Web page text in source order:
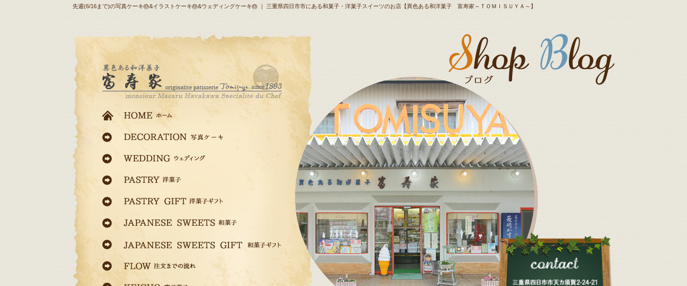
先週(6/16まで)の写真ケーキ🎂&イラストケーキ🎂&ウェディングケーキ🎂 ｜ 三重県四日市市にある和菓子・洋菓子スイーツのお店【異色ある和洋菓子 富寿家～ＴＯＭＩＳＵＹＡ～】